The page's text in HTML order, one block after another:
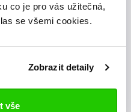
co je pro vás užitečná,
se všemi cookies.
Zobrazit detaily
vše